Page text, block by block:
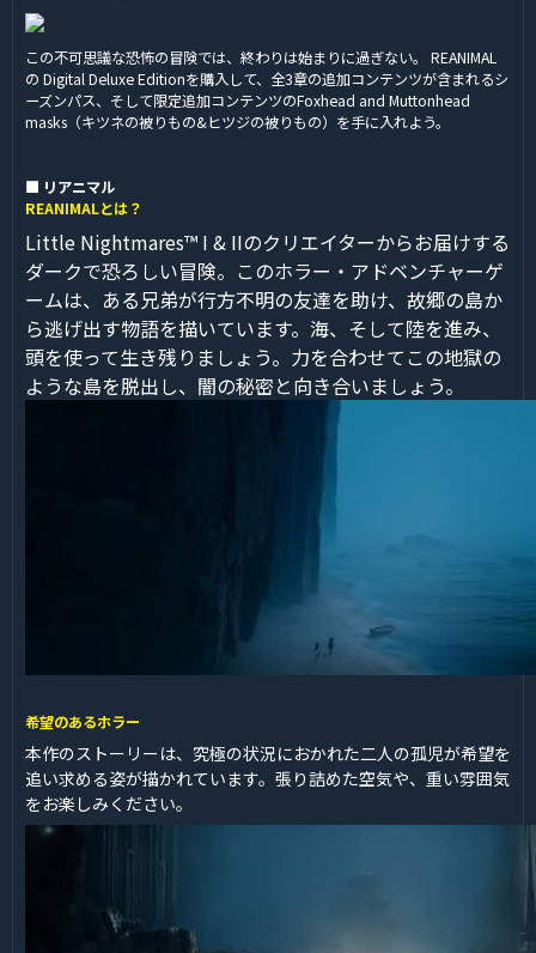
​この不可思議な恐怖の冒険では、終わりは始まりに過ぎない。 REANIMAL
の Digital Deluxe Editionを購入して、全3章の追加コンテンツが含まれるシ
ーズンパス、そして限定追加コンテンツのFoxhead and Muttonhead
masks（キツネの被りもの&ヒツジの被りもの）を手に入れよう。
■ リアニマル
REANIMALとは？
Little Nightmares™ I & IIのクリエイターからお届けする
ダークで恐ろしい冒険。このホラー・アドベンチャーゲ
ームは、ある兄弟が行方不明の友達を助け、故郷の島か
ら逃げ出す物語を描いています。海、そして陸を進み、
頭を使って生き残りましょう。力を合わせてこの地獄の
ような島を脱出し、闇の秘密と向き合いましょう。
希望のあるホラー
本作のストーリーは、究極の状況におかれた二人の孤児が希望を
追い求める姿が描かれています。張り詰めた空気や、重い雰囲気
をお楽しみください。